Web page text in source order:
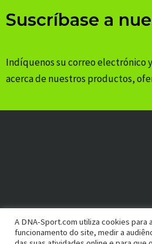
Suscríbase a
Indíquenos su correo electrónico
acerca de nuestros productos,
A DNA-Sport.com utiliza cookies para
funcionamento do site, medir a